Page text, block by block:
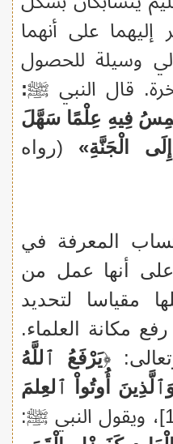
على أنهما
وسيلة للحصول
قال النبي ﷺ:
فِيهِ عِلْمًا سَهَّلَ
الْجَنَّةِ» (رواه
المعرفة في
على أنها عمل من
مقياسا لتحديد
رفع مكانة العلماء.
﴿يَرْفَعُ ٱللَّهُ
أُوتُواْ ٱلعِلمَ